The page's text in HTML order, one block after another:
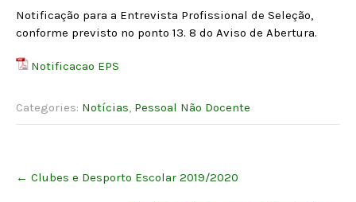
Notificação para a Entrevista Profissional de Seleção,
conforme previsto no ponto 13. 8 do Aviso de Abertura.
Notificacao EPS
Categories: Notícias, Pessoal Não Docente
navigation
← Clubes e Desporto Escolar 2019/2020